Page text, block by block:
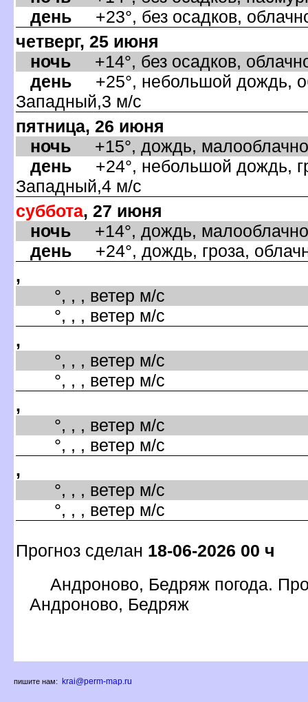
день +23°, без осадков,
четверг, 25 июня
ночь +14°, без осадков,
день +25°, небольшой дождь,
Западный,3 м/с
пятница, 26 июня
ночь +15°, дождь,
день +24°, небольшой дождь,
Западный,4 м/с
суббота, 27 июня
ночь +14°, дождь,
день +24°, дождь, гроза,
,
°, , , ветер м/с
°, , , ветер м/с
,
°, , , ветер м/с
°, , , ветер м/с
,
°, , , ветер м/с
°, , , ветер м/с
,
°, , , ветер м/с
°, , , ветер м/с
Прогноз сделан 18-06-2026 00 ч
Андроново, Бедряж погода.
Андроново, Бедряж
пишите нам: krai@perm-map.ru